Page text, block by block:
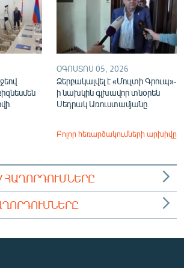
ՕԳՈՍՏՈՍ 05, 2026
Ձերբակալվել է «Մուլտի Գրուպ»-
ի նախկին գլխավոր տնօրեն
Սեդրակ Առուստամյանը
Բոլոր հեռարձակումների արխիվը
ՀԱՂՈՐԴՈՒՄՆԵՐԸ